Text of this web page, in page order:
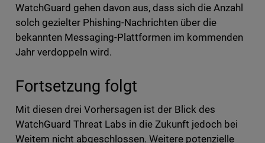
WatchGuard gehen davon aus, dass sich die Anzahl
solch gezielter Phishing-Nachrichten über die
bekannten Messaging-Plattformen im kommenden
Jahr verdoppeln wird.
Fortsetzung folgt
Mit diesen drei Vorhersagen ist der Blick des
WatchGuard Threat Labs in die Zukunft jedoch bei
Weitem nicht abgeschlossen. Weitere potenzielle